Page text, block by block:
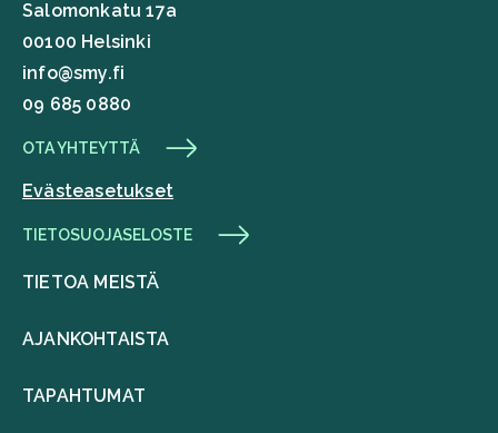
Salomonkatu 17a
00100 Helsinki
info@smy.fi
09 685 0880
OTA YHTEYTTÄ
Evästeasetukset
TIETOSUOJASELOSTE
TIETOA MEISTÄ
AJANKOHTAISTA
TAPAHTUMAT